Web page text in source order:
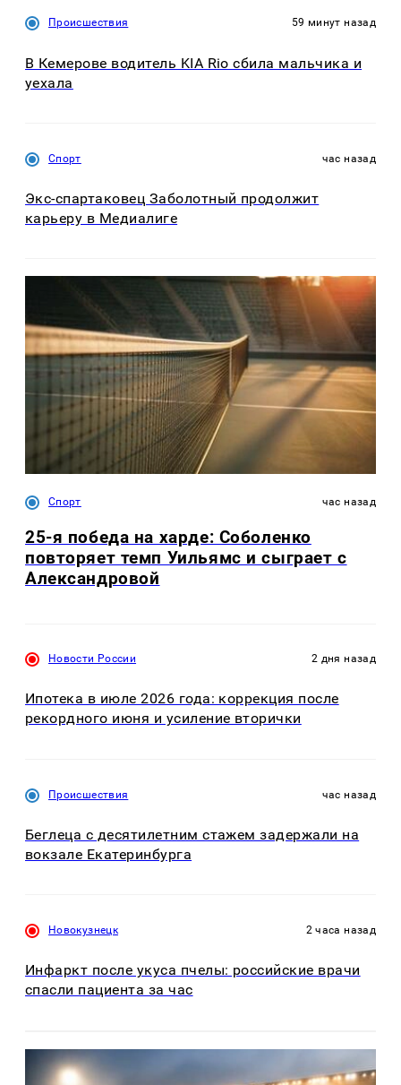
Происшествия 59 минут назад
В Кемерове водитель KIA Rio сбила мальчика и
уехала
Спорт час назад
Экс-спартаковец Заболотный продолжит
карьеру в Медиалиге
Спорт час назад
25-я победа на харде: Соболенко
повторяет темп Уильямс и сыграет с
Александровой
Новости России 2 дня назад
Ипотека в июле 2026 года: коррекция после
рекордного июня и усиление вторички
Происшествия час назад
Беглеца с десятилетним стажем задержали на
вокзале Екатеринбурга
Новокузнецк 2 часа назад
Инфаркт после укуса пчелы: российские врачи
спасли пациента за час